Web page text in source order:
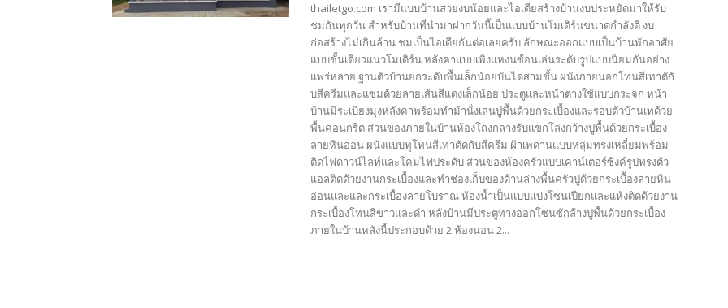
thailetgo.com เรามีแบบบ้านสวยงบน้อยและไอเดียสร้างบ้านงบประหยัดมาให้รับ
ชมกันทุกวัน สำหรับบ้านที่นำมาฝากวันนี้เป็นแบบบ้านโมเดิร์นขนาดกำลังดี งบ
ก่อสร้างไม่เกินล้าน ชมเป็นไอเดียกันต่อเลยครับ ลักษณะออกแบบเป็นบ้านพักอาศัย
แบบชั้นเดียวแนวโมเดิร์น หลังคาแบบเพิงแหงนซ้อนเล่นระดับรูปแบบนิยมกันอย่าง
แพร่หลาย ฐานตัวบ้านยกระดับพื้นเล็กน้อยบันไดสามขั้น ผนังภายนอกโทนสีเทาตักั
บสีครีมและแซมด้วยลายเส้นสีแดงเล็กน้อย ประตูและหน้าต่างใช้แบบกระจก หน้า
บ้านมีระเบียงมุงหลังคาพร้อมทำม้านั่งเล่นปูพื้นด้วยกระเบื้องและรอบตัวบ้านเทด้วย
พื้นคอนกรีต ส่วนของภายในบ้านห้องโถงกลางรับแขกโล่งกว้างปูพื้นด้วยกระเบื้อง
ลายหินอ่อน ผนังแบบทูโทนสีเทาตัดกับสีครีม ฝ้าเพดานแบบหลุ่มทรงเหลี่ยมพร้อม
ติดไฟดาวน์ไลท์และโคมไฟประดับ ส่วนของห้องครัวแบบเคาน์เตอร์ซิงค์รูปทรงตัว
แอลติดด้วยงานกระเบื้องและทำช่องเก็บของด้านล่างพื้นครัวปูด้วยกระเบื้องลายหิน
อ่อนและและกระเบื้องลายโบราณ ห้องน้ำเป็นแบบแบ่งโซนเปียกและแห้งติดด้วยงาน
กระเบื้องโทนสีขาวและดำ หลังบ้านมีประตูทางออกโซนซักล้างปูพื้นด้วยกระเบื้อง
ภายในบ้านหลังนี้ประกอบด้วย 2 ห้องนอน 2...